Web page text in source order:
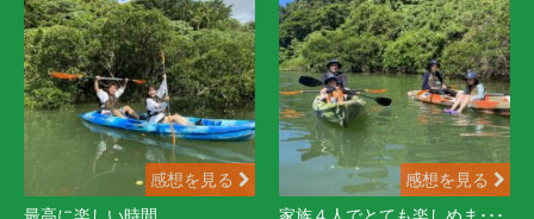
感想を見る
感想を見る